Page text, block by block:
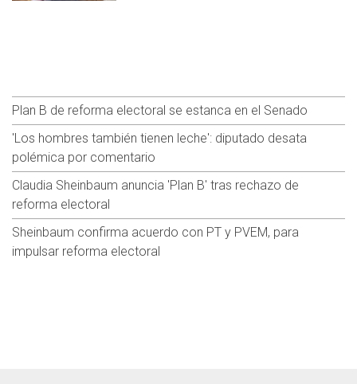
Plan B de reforma electoral se estanca en el Senado
'Los hombres también tienen leche': diputado desata
polémica por comentario
Claudia Sheinbaum anuncia 'Plan B' tras rechazo de
reforma electoral
Sheinbaum confirma acuerdo con PT y PVEM, para
impulsar reforma electoral